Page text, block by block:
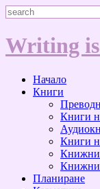
Skip
Writing
Начало
Книги
Книги
Книги
Книжни
Книжни
Планиране